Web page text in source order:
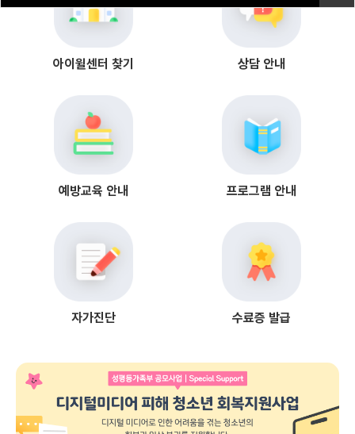
아이윌센터 찾기 상담 안내
예방교육 안내 프로그램 안내
자가진단 수료증 발급